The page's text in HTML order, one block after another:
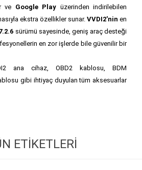
ve Google Play üzerinden indirilebilen
ekstra özellikler sunar. VVDI2'nin en
sürümü sayesinde, geniş araç desteği
en zor işlerde bile güvenilir bir
ana cihaz, OBD2 kablosu, BDM
gibi ihtiyaç duyulan tüm aksesuarlar
ETIKETLERI